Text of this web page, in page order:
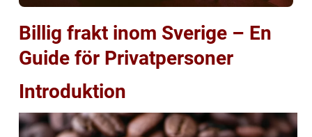
Billig frakt inom Sverige – En
Guide för Privatpersoner
Introduktion